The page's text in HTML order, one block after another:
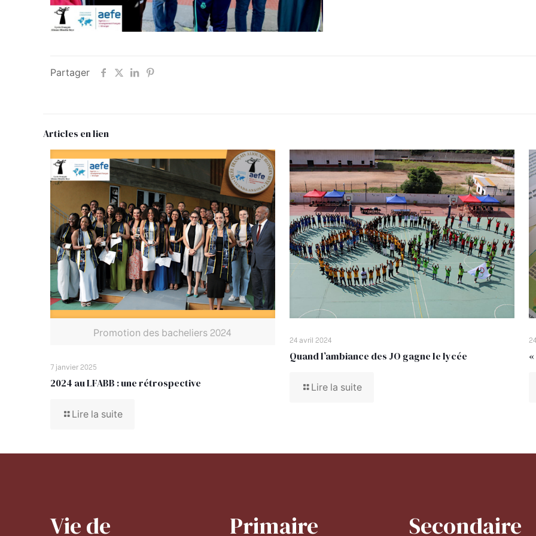
Partager
Articles en lien
Promotion des bacheliers 2024
7 janvier 2025
2024 au LFABB : une rétrospective
Lire la suite
24 avril 2024
Quand l’ambiance des JO gagne le lycée
Lire la suite
Vie de
Primaire Secondaire